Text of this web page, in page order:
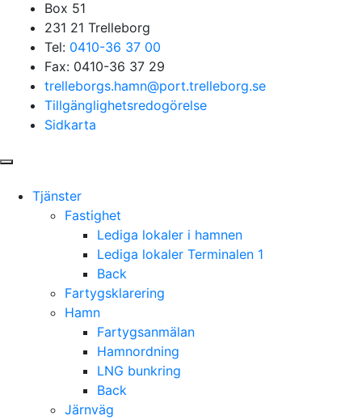
Box 51
231 21 Trelleborg
Tel: 0410-36 37 00
Fax: 0410-36 37 29
trelleborgs.hamn@port.trelleborg.se
Tillgänglighetsredogörelse
Sidkarta
Tjänster
Fastighet
Lediga lokaler i hamnen
Lediga lokaler Terminalen 1
Back
Fartygsklarering
Hamn
Fartygsanmälan
Hamnordning
LNG bunkring
Back
Järnväg